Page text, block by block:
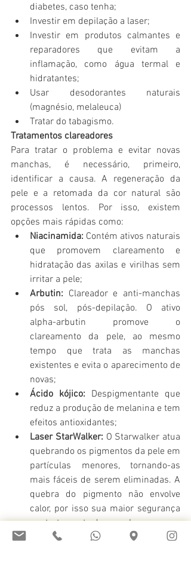
diabetes, caso tenha;
Investir em depilação a laser;
Investir em produtos calmantes e
reparadores que evitam a
inflamação, como água termal e
hidratantes;
Usar desodorantes naturais
(magnésio, melaleuca)
Tratar do tabagismo.
Tratamentos clareadores
Para tratar o problema e evitar novas
manchas, é necessário, primeiro,
identificar a causa. A regeneração da
pele e a retomada da cor natural são
processos lentos. Por isso, existem
opções mais rápidas como:
Niacinamida: Contém ativos naturais
que promovem clareamento e
hidratação das axilas e virilhas sem
irritar a pele;
Arbutin: Clareador e anti-manchas
pós sol, pós-depilação. O ativo
alpha-arbutin promove o
clareamento da pele, ao mesmo
tempo que trata as manchas
existentes e evita o aparecimento de
novas;
Ácido kójico: Despigmentante que
reduz a produção de melanina e tem
efeitos antioxidantes;
Laser StarWalker: O Starwalker atua
quebrando os pigmentos da pele em
partículas menores, tornando-as
mais fáceis de serem eliminadas. A
quebra do pigmento não envolve
calor, por isso sua maior segurança
em tratamento de manchas.
Devo me preocupar?